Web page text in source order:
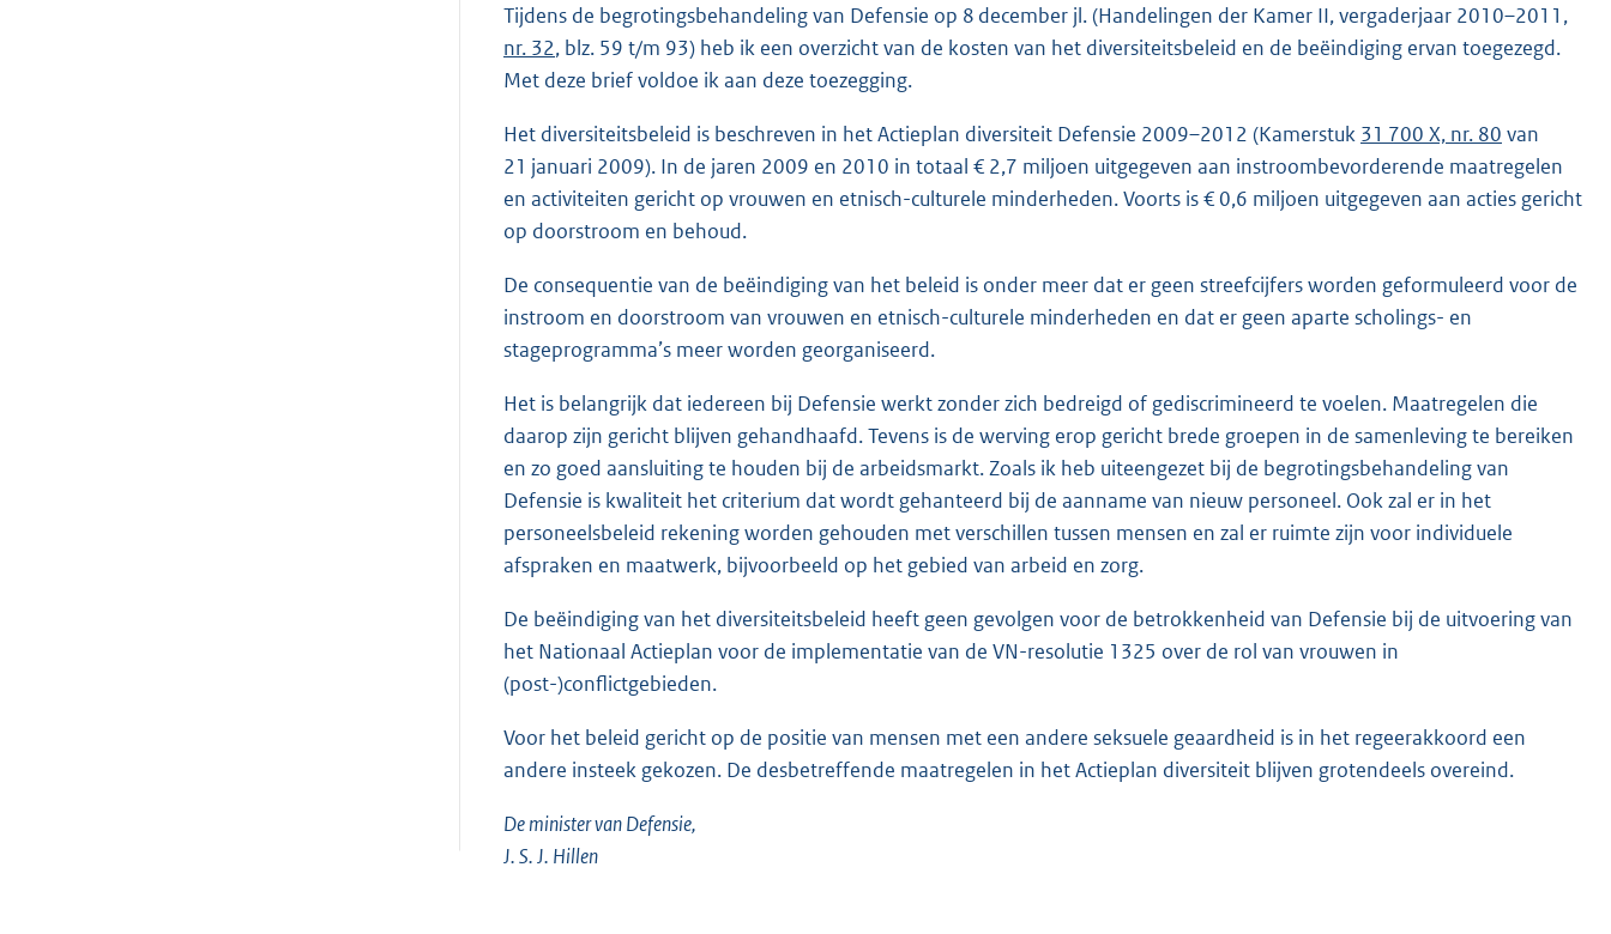
:
4
2
K
b
Tijdens de begrotingsbehandeling van Defensie op 8 december jl. (Handelingen der Kamer II, vergaderjaar 2010–2011,
nr. 32, blz. 59 t/m 93) heb ik een overzicht van de kosten van het diversiteitsbeleid en de beëindiging ervan toegezegd.
Met deze brief voldoe ik aan deze toezegging.
Het diversiteitsbeleid is beschreven in het Actieplan diversiteit Defensie 2009–2012 (Kamerstuk 31 700 X, nr. 80 van
21 januari 2009). In de jaren 2009 en 2010 in totaal € 2,7 miljoen uitgegeven aan instroombevorderende maatregelen
en activiteiten gericht op vrouwen en etnisch-culturele minderheden. Voorts is € 0,6 miljoen uitgegeven aan acties gericht
op doorstroom en behoud.
De consequentie van de beëindiging van het beleid is onder meer dat er geen streefcijfers worden geformuleerd voor de
instroom en doorstroom van vrouwen en etnisch-culturele minderheden en dat er geen aparte scholings- en
stageprogramma’s meer worden georganiseerd.
Het is belangrijk dat iedereen bij Defensie werkt zonder zich bedreigd of gediscrimineerd te voelen. Maatregelen die
daarop zijn gericht blijven gehandhaafd. Tevens is de werving erop gericht brede groepen in de samenleving te bereiken
en zo goed aansluiting te houden bij de arbeidsmarkt. Zoals ik heb uiteengezet bij de begrotingsbehandeling van
Defensie is kwaliteit het criterium dat wordt gehanteerd bij de aanname van nieuw personeel. Ook zal er in het
personeelsbeleid rekening worden gehouden met verschillen tussen mensen en zal er ruimte zijn voor individuele
afspraken en maatwerk, bijvoorbeeld op het gebied van arbeid en zorg.
De beëindiging van het diversiteitsbeleid heeft geen gevolgen voor de betrokkenheid van Defensie bij de uitvoering van
het Nationaal Actieplan voor de implementatie van de VN-resolutie 1325 over de rol van vrouwen in
(post-)conflictgebieden.
Voor het beleid gericht op de positie van mensen met een andere seksuele geaardheid is in het regeerakkoord een
andere insteek gekozen. De desbetreffende maatregelen in het Actieplan diversiteit blijven grotendeels overeind.
De minister van Defensie,
J. S. J. Hillen